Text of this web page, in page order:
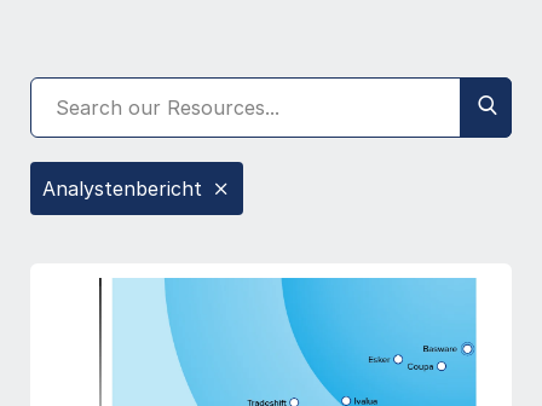
Analystenbericht